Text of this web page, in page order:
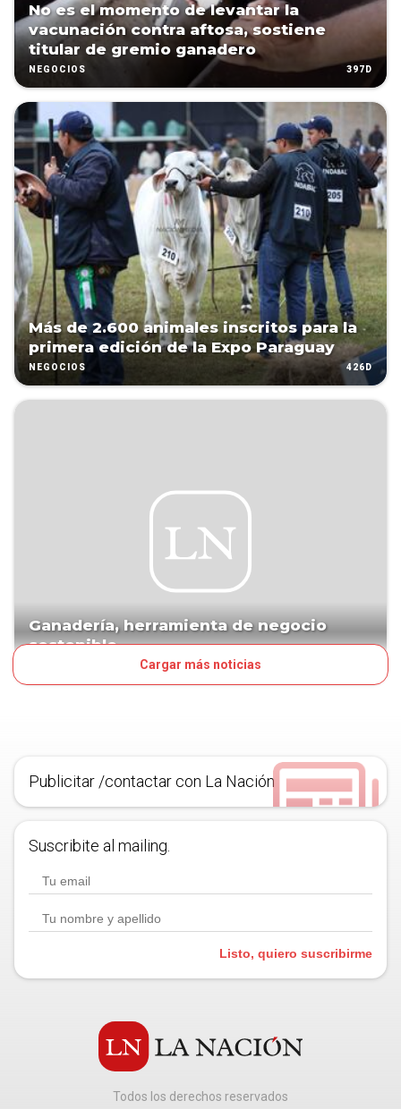
No es el momento de levantar la
vacunación contra aftosa, sostiene
titular de gremio ganadero
NEGOCIOS 397D
Más de 2.600 animales inscritos para la
primera edición de la Expo Paraguay
NEGOCIOS 426D
Ganadería, herramienta de negocio
sostenible
CORE BUSINESSCargar más noticias
Publicitar /contactar con La Nación
Suscribite al mailing.
Listo, quiero suscribirme
Todos los derechos reservados